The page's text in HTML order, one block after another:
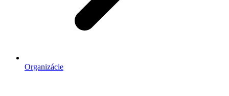
Organizácie